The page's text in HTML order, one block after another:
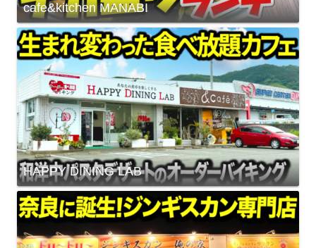
cafe&kitchen MANABI
HAPPY DINING LAB